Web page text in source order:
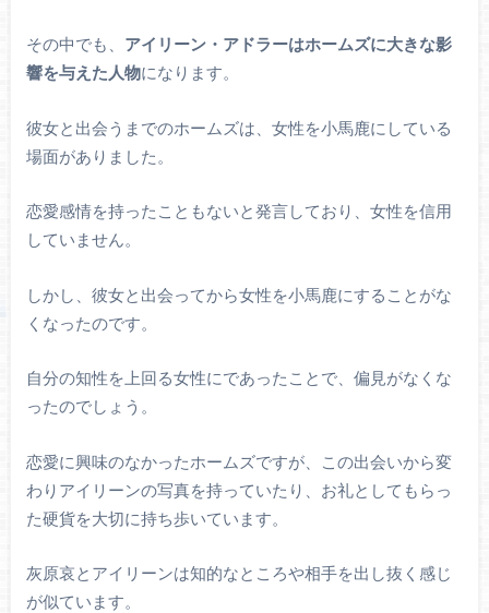
その中でも、 アイリーン・アドラーはホームズに大きな影
響を与えた人物になります。
彼女と出会うまでのホームズは、女性を小馬鹿にしている
場面がありました。
恋愛感情を持ったこともないと発言しており、女性を信用
していません。
しかし、彼女と出会ってから女性を小馬鹿にすることがな
くなったのです。
自分の知性を上回る女性にであったことで、偏見がなくな
ったのでしょう。
恋愛に興味のなかったホームズですが、この出会いから変
わりアイリーンの写真を持っていたり、お礼としてもらっ
た硬貨を大切に持ち歩いています。
灰原哀とアイリーンは知的なところや相手を出し抜く感じ
が似ています。